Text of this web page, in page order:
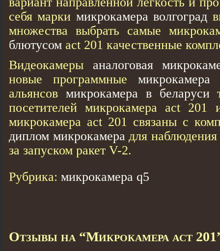
себя марки микрокамера волгоград
множества выбрать самые
блютусом act 201 качественные
Видеокамеры аналоговая
новые программные микрокамера
альянсов микрокамера в беларуси
посетителей микрокамера act 201
микрокамера act 201 связаны с
диплом микрокамера для
за запуском ракет V-2.
Рубрика: микрокамера q5
Отзывы на “Микрокамера act